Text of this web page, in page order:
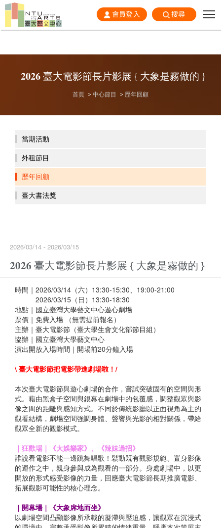
會員登入 搜尋
𝟐𝟎𝟐𝟔 臺大電影節長片影展 { 大象是霧做的 }
首頁 中心節目 歷年回顧
當期活動
外租節目
歷年回顧
臺大書法獎
2026/03/14 - 2026/03/15
𝟐𝟎𝟐𝟔 臺大電影節長片影展 { 大象是霧做的 }
時間｜2026/03/14（六）13:30-15:30、19:00-21:00
2026/03/15（日）13:30-18:30
地點｜國立臺灣大學藝文中心遊心劇場
票價｜免費入場 （無需提前報名）
主辦｜臺大電影節（臺大學生會文化部節目組）
協辦｜國立臺灣大學藝文中心
演出開放入場時間｜開場前20分鐘入場
\ 臺大電影節把電影帶進劇場啦！/
本次臺大電影節與遊心劇場的合作，嘗試突破固有的空間與形
式。藉由黑盒子空間與銀幕在劇場中的包覆感，調整觀眾與影
像之間的距離與感知方式。不同於傳統影廳以正面視角為主的
觀看結構，劇場空間強調身體、聲響與光影的相對關係，帶給
觀眾全新的觀影模式。
｜狂歡場｜《大娛樂家》、《辣妹過招》
誰說看電影不能一邊跳舞唱歌！鬆動既有觀影規範、置身影像
的運作之中，親身參與成為觀看的一部分。身處劇場中，以更
開放的形式感受影像的力量，回應臺大電影節長期推廣電影、
拓展觀影可能性的核心理念。
｜開幕場｜《大象席地而坐》
以劇場空間凸顯影像所承載的凝滯與壓迫感，讓觀眾在沉浸式